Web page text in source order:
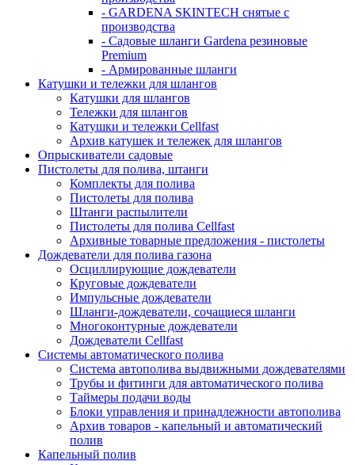
- GARDENA SKINTECH снятые с
производства
- Садовые шланги Gardena резиновые
Premium
- Армированные шланги
Катушки и тележки для шлангов
Катушки для шлангов
Тележки для шлангов
Катушки и тележки Cellfast
Архив катушек и тележек для шлангов
Опрыскиватели садовые
Пистолеты для полива, штанги
Комплекты для полива
Пистолеты для полива
Штанги распылители
Пистолеты для полива Cellfast
Архивные товарные предложения - пистолеты
Дождеватели для полива газона
Осциллирующие дождеватели
Круговые дождеватели
Импульсные дождеватели
Шланги-дождеватели, сочащиеся шланги
Многоконтурные дождеватели
Дождеватели Cellfast
Системы автоматического полива
Система автополива выдвижными дождевателями
Трубы и фитинги для автоматического полива
Таймеры подачи воды
Блоки управления и принадлежности автополива
Архив товаров - капельный и автоматический
полив
Капельный полив